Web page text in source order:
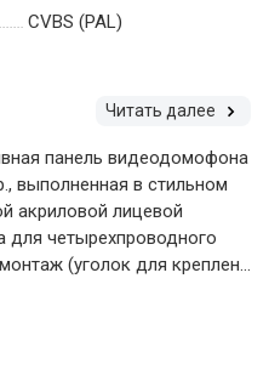
CVBS (PAL)
Читать далее
панель видеодомофона
выполненная в стильном
акриловой лицевой
для четырехпроводного
(уголок для креплен...